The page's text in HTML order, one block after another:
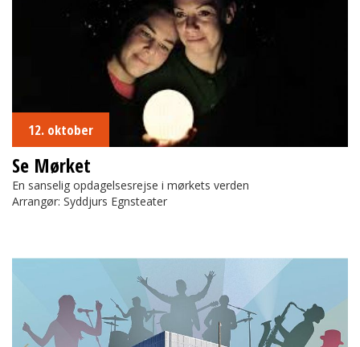
12. oktober
Se Mørket
En sanselig opdagelsesrejse i mørkets verden
Arrangør: Syddjurs Egnsteater